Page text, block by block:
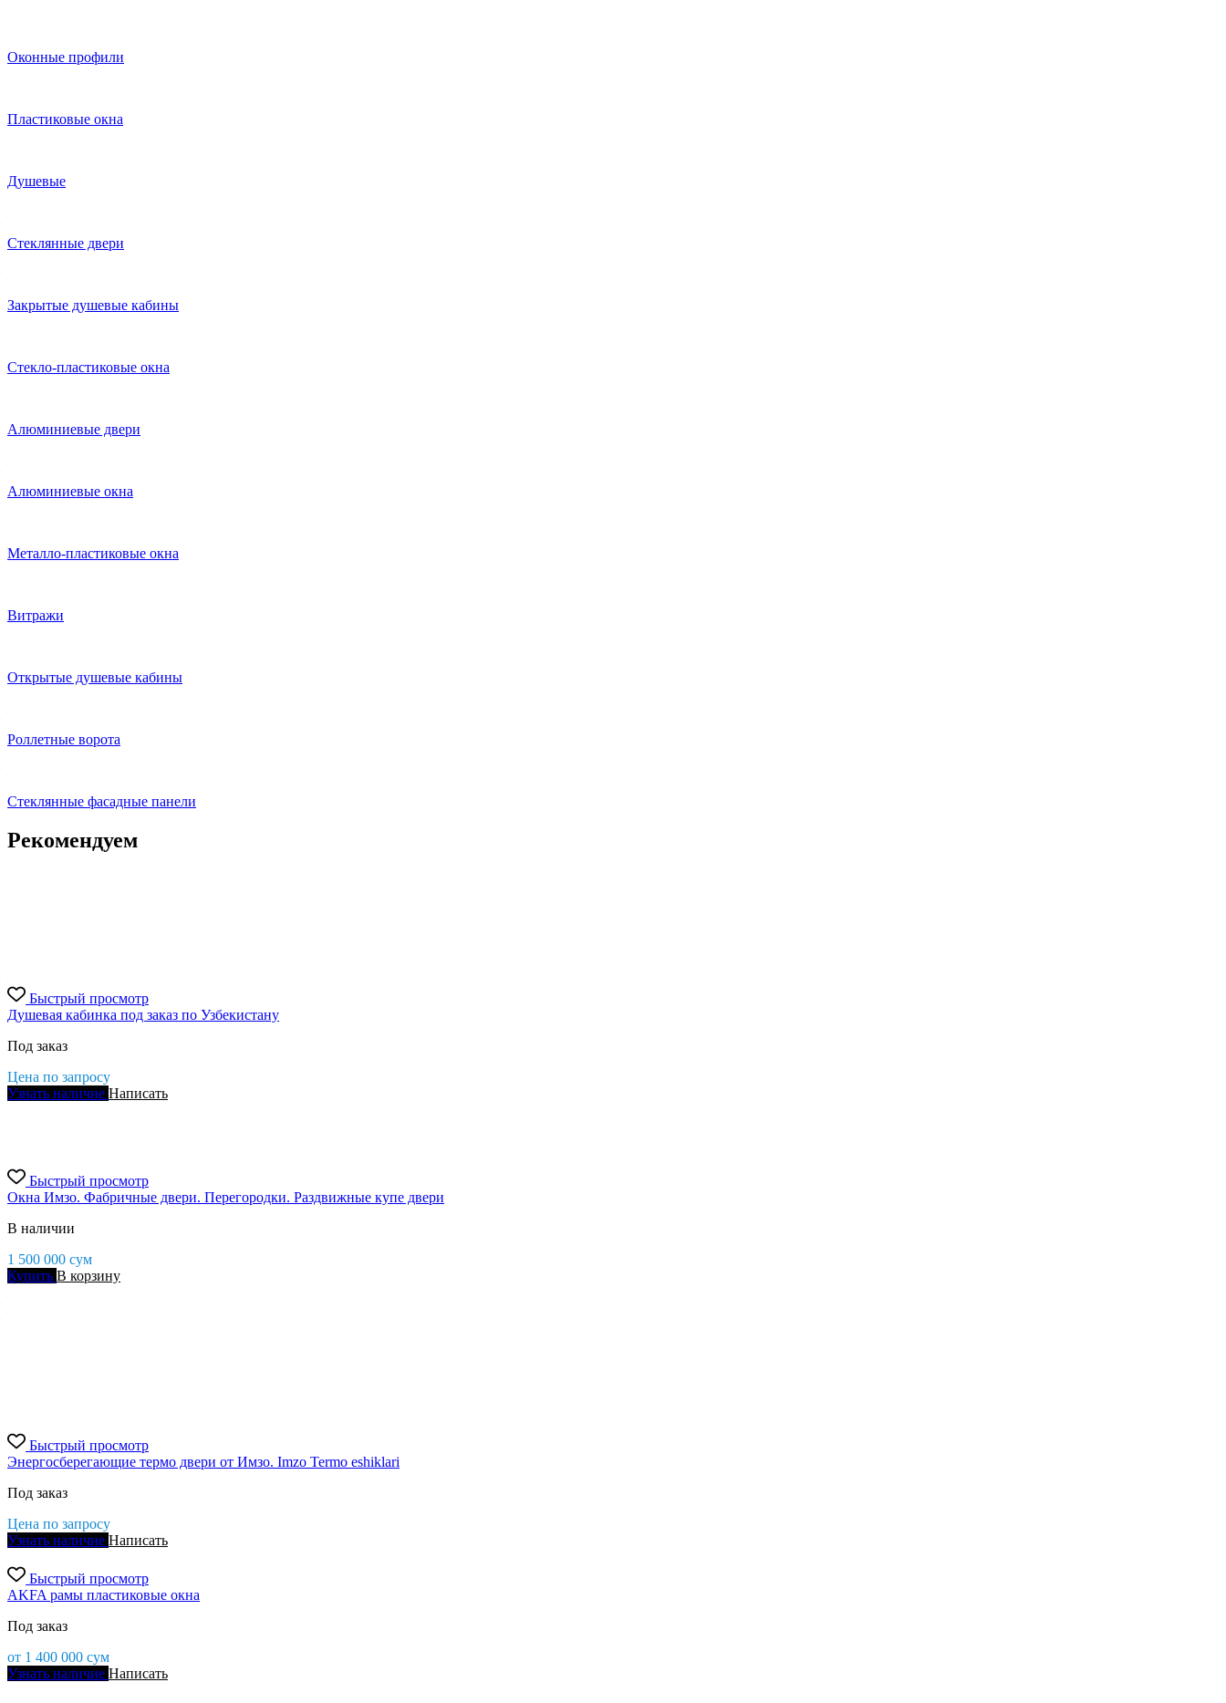
Оконные профили
Пластиковые окна
Душевые
Стеклянные двери
Закрытые душевые кабины
Стекло-пластиковые окна
Алюминиевые двери
Алюминиевые окна
Металло-пластиковые окна
Витражи
Открытые душевые кабины
Роллетные ворота
Стеклянные фасадные панели
Рекомендуем
Быстрый просмотр
Душевая кабинка под заказ по Узбекистану
Под заказ
Цена по запросу
Узнать наличие Написать
Быстрый просмотр
Окна Имзо. Фабричные двери. Перегородки. Раздвижные купе двери
В наличии
1 500 000 сум
Купить В корзину
Быстрый просмотр
Энергосберегающие термо двери от Имзо. Imzo Termo eshiklari
Под заказ
Цена по запросу
Узнать наличие Написать
Быстрый просмотр
AKFA рамы пластиковые окна
Под заказ
от 1 400 000 сум
Узнать наличие Написать